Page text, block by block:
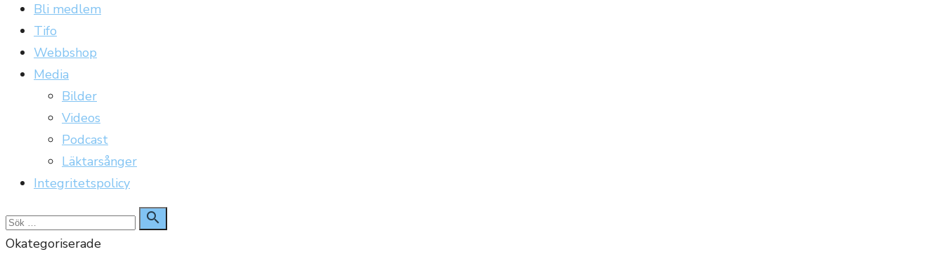
Bli medlem
Tifo
Webbshop
Media
Bilder
Videos
Podcast
Läktarsånger
Integritetspolicy
Sök
för:

Sök
Okategoriserade